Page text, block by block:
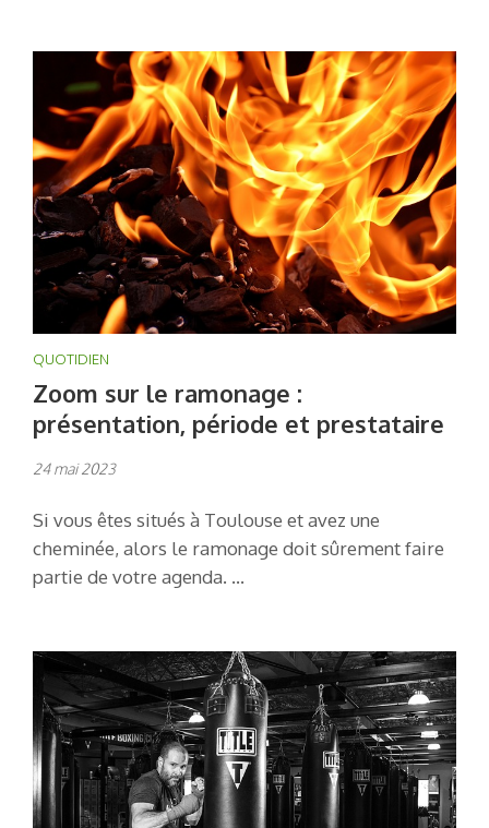
QUOTIDIEN
Zoom sur le ramonage :
présentation, période et prestataire
24 mai 2023
Si vous êtes situés à Toulouse et avez une
cheminée, alors le ramonage doit sûrement faire
partie de votre agenda. …